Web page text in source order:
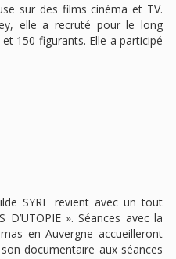
sur des films cinéma et TV.
elle a recruté pour le long
150 figurants. Elle a participé
SYRE revient avec un tout
». Séances avec la
en Auvergne accueilleront
documentaire aux séances